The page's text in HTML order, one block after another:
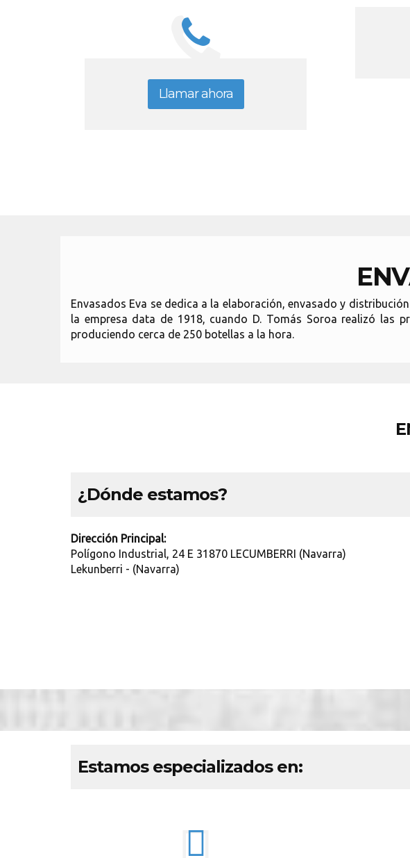
Llamar ahora
Envasados Eva se dedica a la elaboración, envasado y
la empresa data de 1918, cuando D. Tomás Soroa realizó las
produciendo cerca de 250 botellas a la hora.
¿Dónde estamos?
Dirección Principal:
Polígono Industrial, 24 E 31870 LECUMBERRI (Navarra)
Lekunberri - (Navarra)
Estamos especializados en: